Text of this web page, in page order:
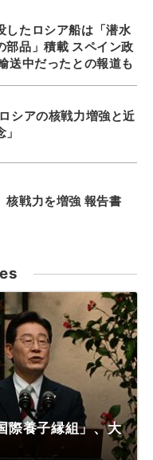
したロシア船は「潜水
部品」積載 スペイン政
送中だったとの報道も
シアの核戦力増強と近
核戦力を増強 報告書
際養子縁組」、大